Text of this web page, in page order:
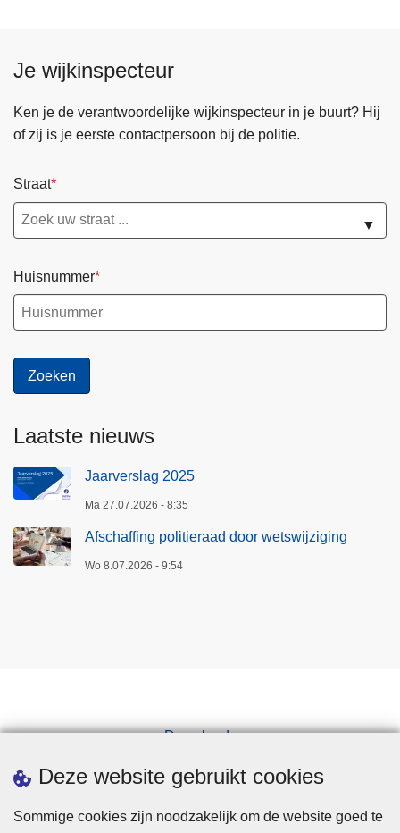
Deze website gebruikt cookies
Sommige cookies zijn noodzakelijk om de website goed te
Je wijkinspecteur
Ken je de verantwoordelijke wijkinspecteur in je buurt? Hij
of zij is je eerste contactpersoon bij de politie.
Straat
▼
Huisnummer
Laatste nieuws
Jaarverslag 2025
Ma 27.07.2026 - 8:35
Afschaffing politieraad door wetswijziging
Wo 8.07.2026 - 9:54
Downloads
Pers